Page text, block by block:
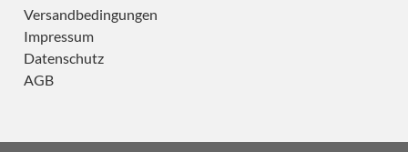
Versandbedingungen
Impressum
Datenschutz
AGB